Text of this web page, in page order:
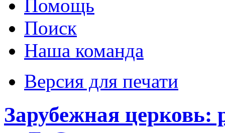
Помощь
Поиск
Наша команда
Версия для печати
Зарубежная церковь: